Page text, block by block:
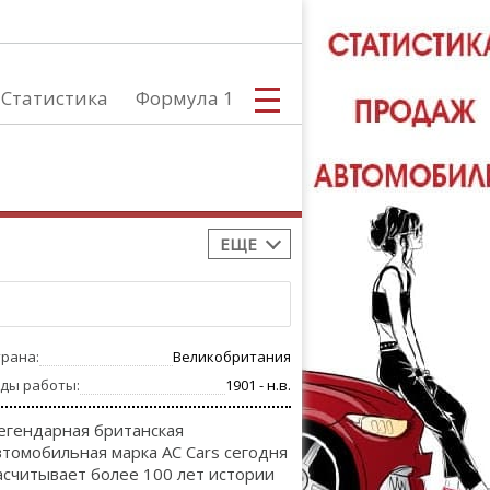
Статистика Формула 1
ЕЩЕ
Великобритания
работы:
1901 - н.в.
британская
марка AC Cars сегодня
более 100 лет истории